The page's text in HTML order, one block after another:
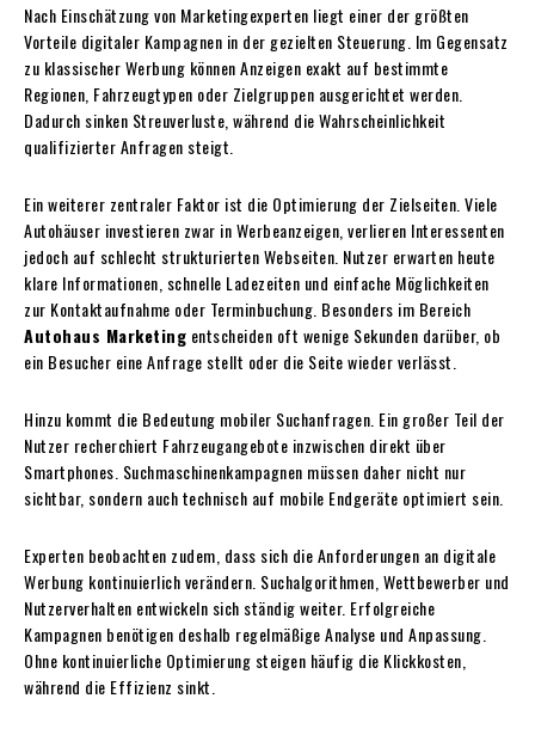
Nach Einschätzung von Marketingexperten liegt einer der größten
Vorteile digitaler Kampagnen in der gezielten Steuerung. Im Gegensatz
zu klassischer Werbung können Anzeigen exakt auf bestimmte
Regionen, Fahrzeugtypen oder Zielgruppen ausgerichtet werden.
Dadurch sinken Streuverluste, während die Wahrscheinlichkeit
qualifizierter Anfragen steigt.
Ein weiterer zentraler Faktor ist die Optimierung der Zielseiten. Viele
Autohäuser investieren zwar in Werbeanzeigen, verlieren Interessenten
jedoch auf schlecht strukturierten Webseiten. Nutzer erwarten heute
klare Informationen, schnelle Ladezeiten und einfache Möglichkeiten
zur Kontaktaufnahme oder Terminbuchung. Besonders im Bereich
Autohaus Marketing entscheiden oft wenige Sekunden darüber, ob
ein Besucher eine Anfrage stellt oder die Seite wieder verlässt.
Hinzu kommt die Bedeutung mobiler Suchanfragen. Ein großer Teil der
Nutzer recherchiert Fahrzeugangebote inzwischen direkt über
Smartphones. Suchmaschinenkampagnen müssen daher nicht nur
sichtbar, sondern auch technisch auf mobile Endgeräte optimiert sein.
Experten beobachten zudem, dass sich die Anforderungen an digitale
Werbung kontinuierlich verändern. Suchalgorithmen, Wettbewerber und
Nutzerverhalten entwickeln sich ständig weiter. Erfolgreiche
Kampagnen benötigen deshalb regelmäßige Analyse und Anpassung.
Ohne kontinuierliche Optimierung steigen häufig die Klickkosten,
während die Effizienz sinkt.